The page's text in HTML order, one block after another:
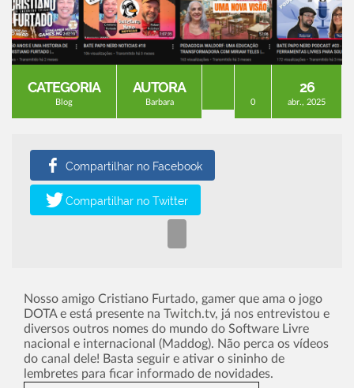
CATEGORIA
Blog
AUTORA
Barbara 0
26
abr., 2025
Nosso amigo Cristiano Furtado, gamer que ama o jogo
DOTA e está presente na Twitch.tv, já nos entrevistou e
diversos outros nomes do mundo do Software Livre
nacional e internacional (Maddog). Não perca os vídeos
do canal dele! Basta seguir e ativar o sininho de
lembretes para ficar informado de novidades.